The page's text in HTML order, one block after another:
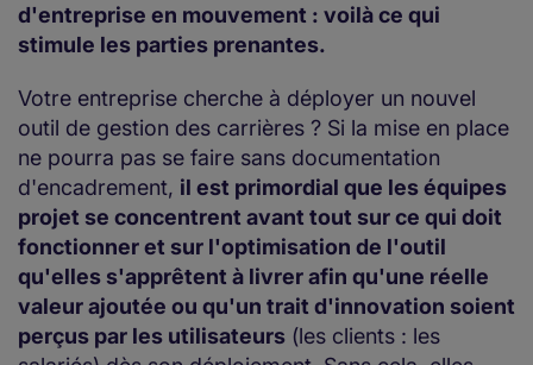
d'entreprise en mouvement : voilà ce qui
stimule les parties prenantes.
Votre entreprise cherche à déployer un nouvel
outil de gestion des carrières ? Si la mise en place
ne pourra pas se faire sans documentation
d'encadrement, il est primordial que les équipes
projet se concentrent avant tout sur ce qui doit
fonctionner et sur l'optimisation de l'outil
qu'elles s'apprêtent à livrer afin qu'une réelle
valeur ajoutée ou qu'un trait d'innovation soient
perçus par les utilisateurs (les clients : les